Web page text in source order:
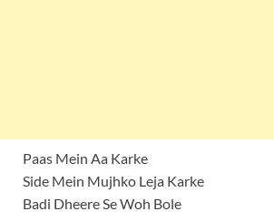
Paas Mein Aa Karke
Side Mein Mujhko Leja Karke
Badi Dheere Se Woh Bole